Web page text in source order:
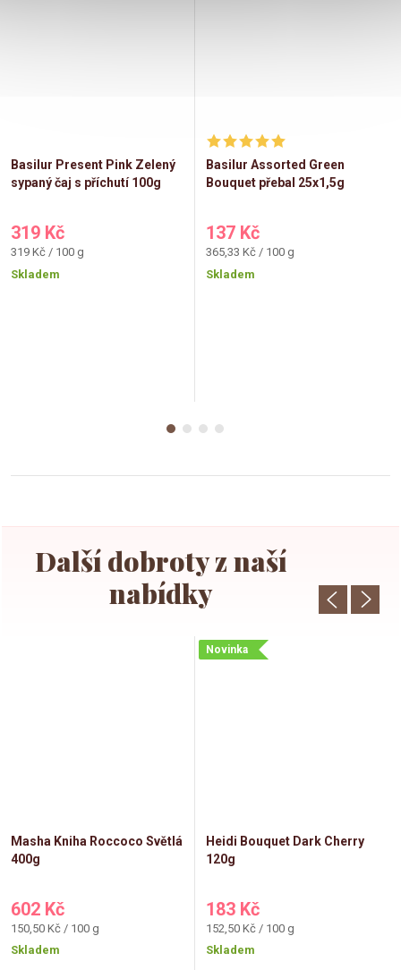
Basilur Present Pink Zelený
sypaný čaj s příchutí 100g
319 Kč
Měrná
cena:
319 Kč / 100 g
Skladem
Basilur Assorted Green
Bouquet přebal 25x1,5g
137 Kč
Měrná
cena:
365,33 Kč / 100 g
Skladem
Masha Kniha Roccoco Světlá
400g
602 Kč
Měrná
cena:
150,50 Kč / 100 g
Skladem
Novinka
Heidi Bouquet Dark Cherry
120g
183 Kč
Měrná
cena:
152,50 Kč / 100 g
Skladem